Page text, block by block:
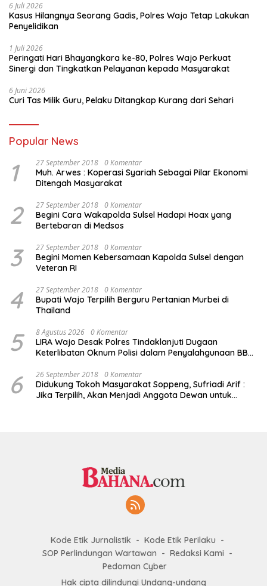
6 Juli 2026
Kasus Hilangnya Seorang Gadis, Polres Wajo Tetap Lakukan
Penyelidikan
1 Juli 2026
Peringati Hari Bhayangkara ke-80, Polres Wajo Perkuat
Sinergi dan Tingkatkan Pelayanan kepada Masyarakat
6 Juni 2026
Curi Tas Milik Guru, Pelaku Ditangkap Kurang dari Sehari
Popular News
1 27 September 2018 0 Komentar
Muh. Arwes : Koperasi Syariah Sebagai Pilar Ekonomi
Ditengah Masyarakat
2 27 September 2018 0 Komentar
Begini Cara Wakapolda Sulsel Hadapi Hoax yang
Bertebaran di Medsos
3 27 September 2018 0 Komentar
Begini Momen Kebersamaan Kapolda Sulsel dengan
Veteran RI
4 27 September 2018 0 Komentar
Bupati Wajo Terpilih Berguru Pertanian Murbei di
Thailand
5 8 Agustus 2026 0 Komentar
LIRA Wajo Desak Polres Tindaklanjuti Dugaan
Keterlibatan Oknum Polisi dalam Penyalahgunaan BBM
6 26 September 2018 0 Komentar
Didukung Tokoh Masyarakat Soppeng, Sufriadi Arif :
Jika Terpilih, Akan Menjadi Anggota Dewan untuk
Kode Etik Jurnalistik
Kode Etik Perilaku
SOP Perlindungan Wartawan
Redaksi Kami
Pedoman Cyber
Hak cipta dilindungi Undang-undang